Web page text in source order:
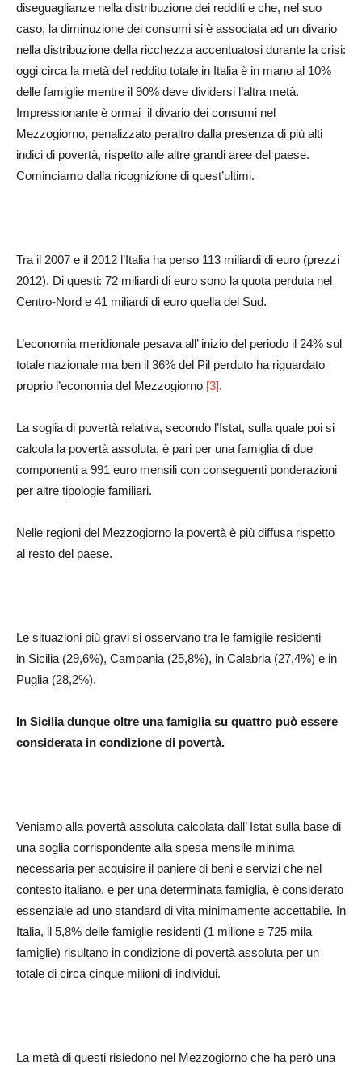
diseguaglianze nella distribuzione dei redditi e che, nel suo
caso, la diminuzione dei consumi si è associata ad un divario
nella distribuzione della ricchezza accentuatosi durante la crisi:
oggi circa la metà del reddito totale in Italia è in mano al 10%
delle famiglie mentre il 90% deve dividersi l’altra metà.
Impressionante è ormai il divario dei consumi nel
Mezzogiorno, penalizzato peraltro dalla presenza di più alti
indici di povertà, rispetto alle altre grandi aree del paese.
Cominciamo dalla ricognizione di quest’ultimi.
Tra il 2007 e il 2012 l’Italia ha perso 113 miliardi di euro (prezzi
2012). Di questi: 72 miliardi di euro sono la quota perduta nel
Centro-Nord e 41 miliardi di euro quella del Sud.
L’economia meridionale pesava all’ inizio del periodo il 24% sul
totale nazionale ma ben il 36% del Pil perduto ha riguardato
proprio l’economia del Mezzogiorno [3].
La soglia di povertà relativa, secondo l’Istat, sulla quale poi si
calcola la povertà assoluta, è pari per una famiglia di due
componenti a 991 euro mensili con conseguenti ponderazioni
per altre tipologie familiari.
Nelle regioni del Mezzogiorno la povertà è più diffusa rispetto
al resto del paese.
Le situazioni più gravi si osservano tra le famiglie residenti
in Sicilia (29,6%), Campania (25,8%), in Calabria (27,4%) e in
Puglia (28,2%).
In Sicilia dunque oltre una famiglia su quattro può essere
considerata in condizione di povertà.
Veniamo alla povertà assoluta calcolata dall’ Istat sulla base di
una soglia corrispondente alla spesa mensile minima
necessaria per acquisire il paniere di beni e servizi che nel
contesto italiano, e per una determinata famiglia, è considerato
essenziale ad uno standard di vita minimamente accettabile. In
Italia, il 5,8% delle famiglie residenti (1 milione e 725 mila
famiglie) risultano in condizione di povertà assoluta per un
totale di circa cinque milioni di individui.
La metà di questi risiedono nel Mezzogiorno che ha però una